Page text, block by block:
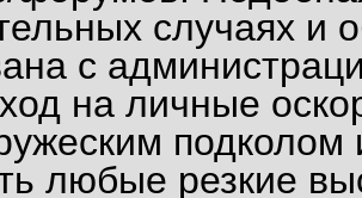
случаях и
с
на личные
любые резкие